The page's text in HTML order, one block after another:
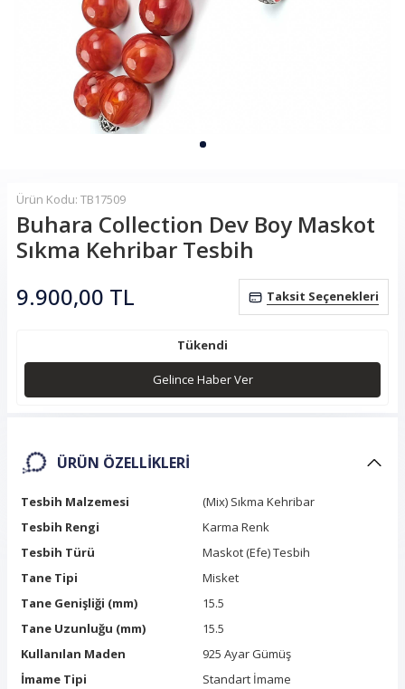
Ürün Kodu: TB17509
Buhara Collection Dev Boy Maskot
Sıkma Kehribar Tesbih
9.900,00 TL Taksit Seçenekleri
Tükendi
Gelince Haber Ver
ÜRÜN ÖZELLIKLERI
Tesbih Malzemesi
(Mix) Sıkma Kehribar
Tesbih Rengi
Karma Renk
Tesbih Türü
Maskot (Efe) Tesbih
Tane Tipi
Misket
Tane Genişliği (mm)
15.5
Tane Uzunluğu (mm)
15.5
Kullanılan Maden
925 Ayar Gümüş
İmame Tipi
Standart İmame